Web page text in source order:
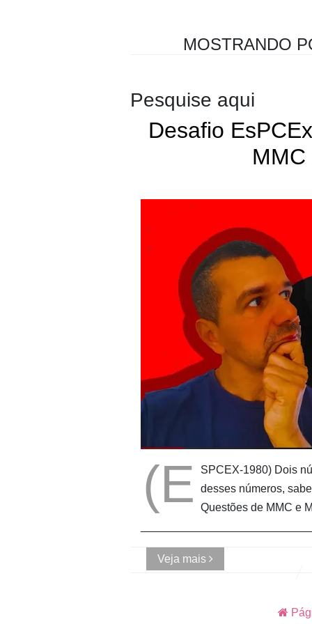
MOSTRANDO
Pesquise aqui
Desafio
(E
SPCEX-1980) Dois
desses números,
Questões de MMC e
Veja mais